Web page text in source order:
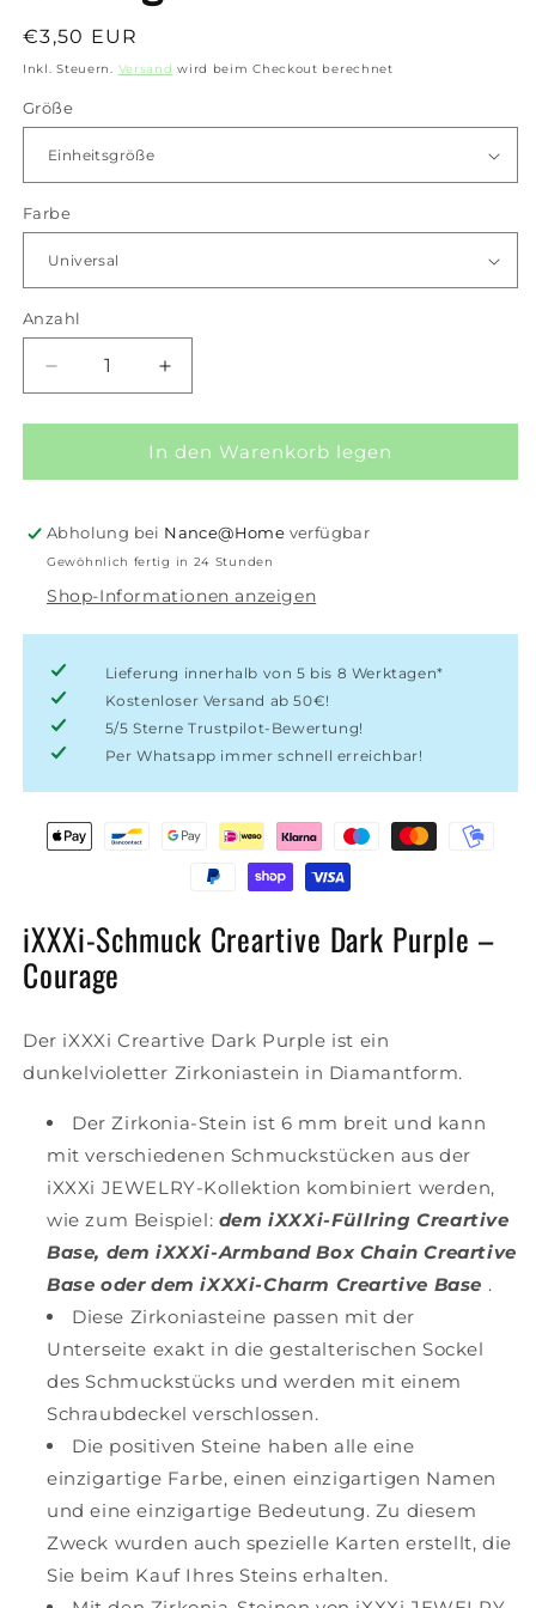
Normaler
Preis
€3,50 EUR
Inkl. Steuern. Versand wird beim Checkout berechnet
Größe
Farbe
Anzahl
Anzahl
Verringere
die
Menge
iXXXi-
Creartive
Dark
–
Erhöhe
die
Menge
für
iXXXi-
Creartive
Dark
–
In den Warenkorb legen
Abholung bei Nance@Home verfügbar
Gewöhnlich fertig in 24 Stunden
Shop-Informationen anzeigen
Lieferung innerhalb von 5 bis 8 Werktagen*
Kostenloser Versand ab 50€!
5/5 Sterne Trustpilot-Bewertung!
Per Whatsapp immer schnell erreichbar!
iXXXi-Schmuck Creartive Dark Purple –
Courage
Der iXXXi Creartive Dark Purple ist ein
dunkelvioletter Zirkoniastein in Diamantform.
Der Zirkonia-Stein ist 6 mm breit und kann
mit verschiedenen Schmuckstücken aus der
iXXXi JEWELRY-Kollektion kombiniert werden,
wie zum Beispiel: dem iXXXi-Füllring Creartive
Base, dem iXXXi-Armband Box Chain Creartive
Base oder dem iXXXi-Charm Creartive Base .
Diese Zirkoniasteine ​​passen mit der
Unterseite exakt in die gestalterischen Sockel
des Schmuckstücks und werden mit einem
Schraubdeckel verschlossen.
Die positiven Steine ​​haben alle eine
einzigartige Farbe, einen einzigartigen Namen
und eine einzigartige Bedeutung. Zu diesem
Zweck wurden auch spezielle Karten erstellt, die
Sie beim Kauf Ihres Steins erhalten.